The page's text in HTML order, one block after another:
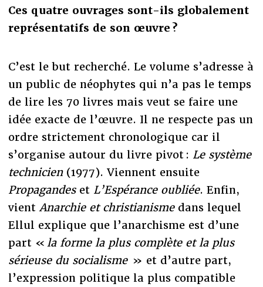
Ces quatre ouvrages sont-ils globalement
représentatifs de son œuvre ?
C’est le but recherché. Le volume s’adresse à
un public de néophytes qui n’a pas le temps
de lire les 70 livres mais veut se faire une
idée exacte de l’œuvre. Il ne respecte pas un
ordre strictement chronologique car il
s’organise autour du livre pivot : Le système
technicien(1977). Viennent ensuite
Propagandeset L’Espérance oubliée. Enfin,
vientAnarchie et christianismedans lequel
Ellul explique que l’anarchisme est d’une
part « la forme la plus complète et la plus
sérieuse du socialisme » et d’autre part,
l’expression politique la plus compatible